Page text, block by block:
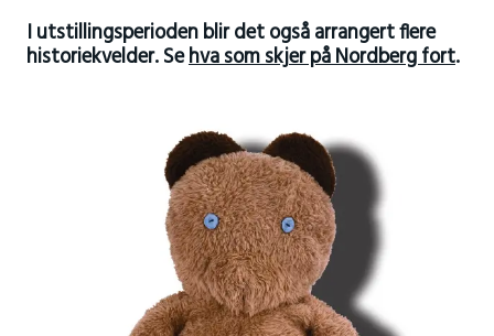
I utstillingsperioden blir det også arrangert flere
historiekvelder. Sehva som skjer på Nordberg fort.